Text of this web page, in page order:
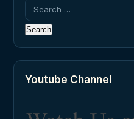
Search
for:
Youtube Channel